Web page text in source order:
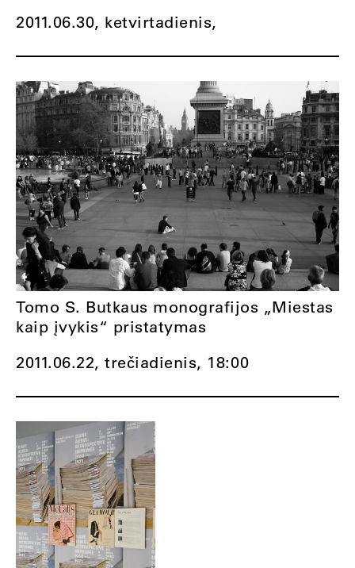
2011.06.30, ketvirtadienis,
2011.06.22, trečiadienis, 18:00
Tomo S. Butkaus monografijos „Miestas
kaip įvykis“ pristatymas